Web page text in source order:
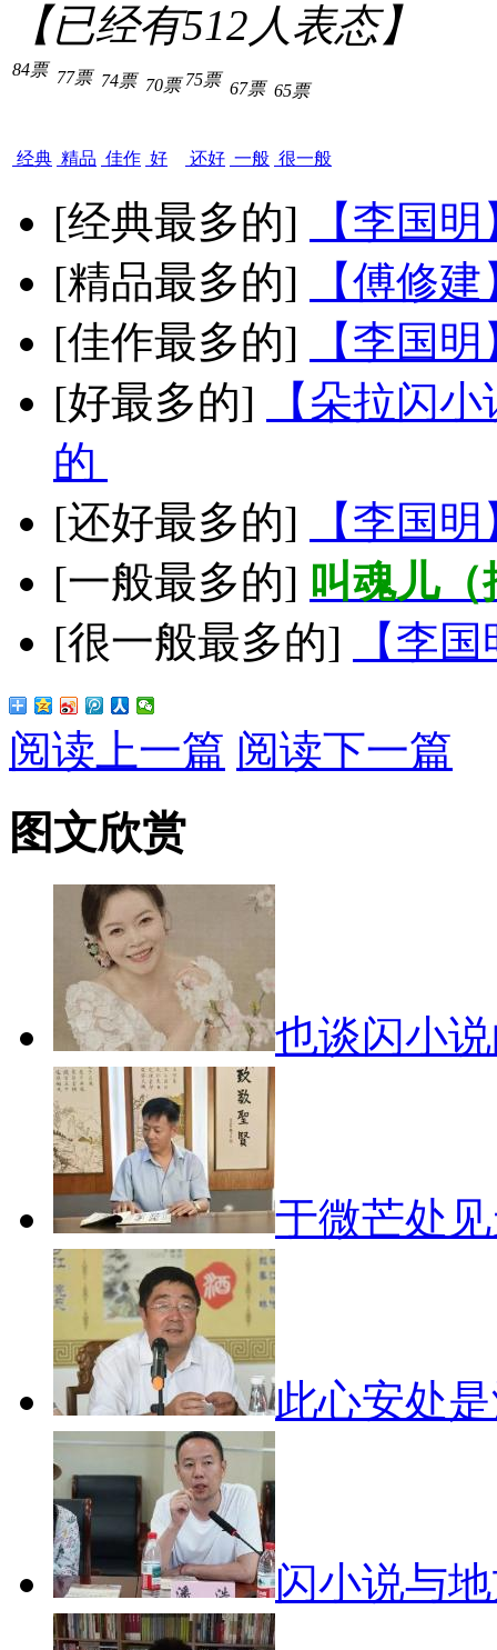
【已经有512人表态】
84票
经典
77票
精品
74票
佳作
70票
好
75票
还好
67票
一般
65票
很一般
[经典最多的]
【李国
[精品最多的]
【傅修
[佳作最多的]
【李国
[好最多的]
【朵拉闪
的
[还好最多的]
【李国
[一般最多的] 叫魂儿
[很一般最多的]
【李
阅读上一篇 阅读下一篇
图文欣赏
也谈闪小
于微芒处
此心安处
闪小说与